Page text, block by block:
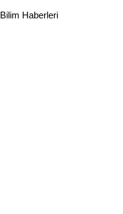
Bilim Haberleri